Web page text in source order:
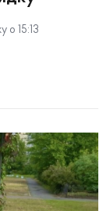
о 15:13